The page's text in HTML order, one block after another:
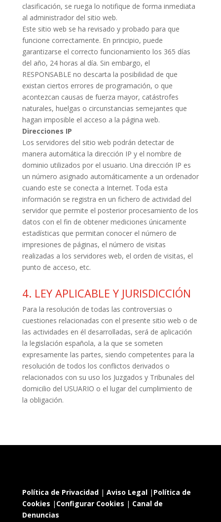
clasificación, se ruega lo notifique de forma inmediata
al administrador del sitio web.
Este sitio web se ha revisado y probado para que
funcione correctamente. En principio, puede
garantizarse el correcto funcionamiento los 365 días
del año, 24 horas al día. Sin embargo, el
RESPONSABLE no descarta la posibilidad de que
existan ciertos errores de programación, o que
acontezcan causas de fuerza mayor, catástrofes
naturales, huelgas o circunstancias semejantes que
hagan imposible el acceso a la página web.
Direcciones IP
Los servidores del sitio web podrán detectar de
manera automática la dirección IP y el nombre de
dominio utilizados por el usuario. Una dirección IP es
un número asignado automáticamente a un ordenador
cuando este se conecta a Internet. Toda esta
información se registra en un fichero de actividad del
servidor que permite el posterior procesamiento de los
datos con el fin de obtener mediciones únicamente
estadísticas que permitan conocer el número de
impresiones de páginas, el número de visitas
realizadas a los servidores web, el orden de visitas, el
punto de acceso, etc.
4. LEY APLICABLE Y JURISDICCIÓN
Para la resolución de todas las controversias o
cuestiones relacionadas con el presente sitio web o de
las actividades en él desarrolladas, será de aplicación
la legislación española, a la que se someten
expresamente las partes, siendo competentes para la
resolución de todos los conflictos derivados o
relacionados con su uso los Juzgados y Tribunales del
domicilio del USUARIO o el lugar del cumplimiento de
la obligación.
Política de Privacidad| Aviso Legal| Política de
Cookies | Configurar Cookies | Canal de
Denuncias